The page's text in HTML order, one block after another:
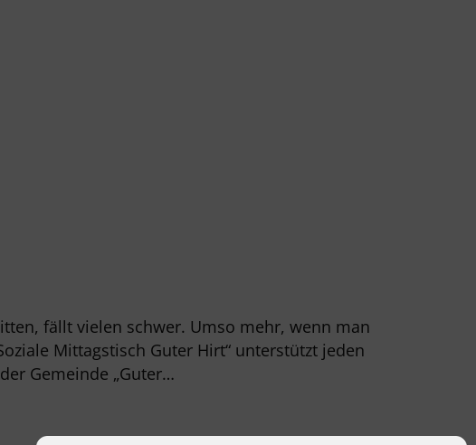
fällt vielen schwer. Umso mehr, wenn man
Mittagstisch Guter Hirt“ unterstützt jeden
Gemeinde „Guter…